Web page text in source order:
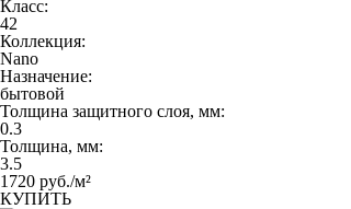
Класс:
42
Коллекция:
Nano
Назначение:
бытовой
Толщина защитного слоя, мм:
0.3
Толщина, мм:
3.5
1720 руб./м²
КУПИТЬ